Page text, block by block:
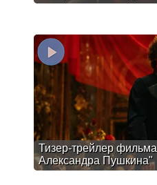
Тизер-трейлер
Александра Пушкина"